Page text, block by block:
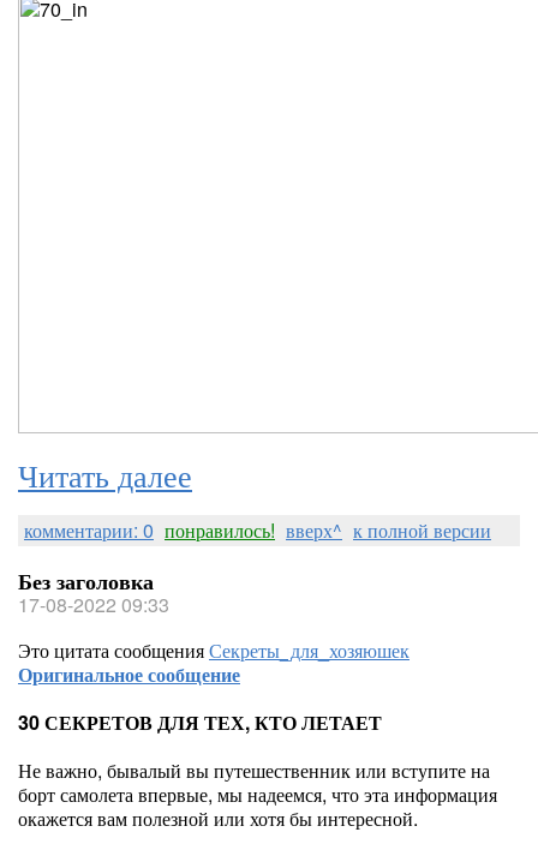
Читать далее
комментарии: 0 понравилось! вверх^ к полной версии
Без заголовка
17-08-2022 09:33
Это цитата сообщенияСекреты_для_хозяюшек
Оригинальное сообщение
30 СЕКРЕТОВ ДЛЯ ТЕХ, КТО ЛЕТАЕТ
Не важно, бывалый вы путешественник или вступите на
борт самолета впервые, мы надеемся, что эта информация
окажется вам полезной или хотя бы интересной.